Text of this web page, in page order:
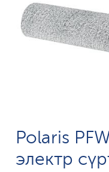
Polaris
электр